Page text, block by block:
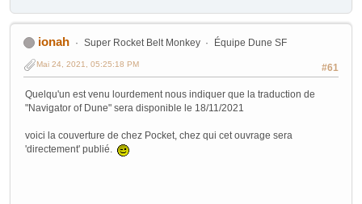
ionah Super Rocket Belt Monkey Équipe Dune SF
#61
Mai 24, 2021, 05:25:18 PM
Quelqu'un est venu lourdement nous indiquer que la traduction de
"Navigator of Dune" sera disponible le 18/11/2021
voici la couverture de chez Pocket, chez qui cet ouvrage sera
'directement' publié.